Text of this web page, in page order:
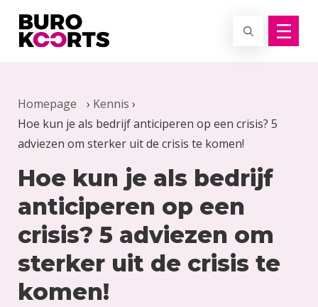
Terug naar home
Homepage › Kennis ›
Hoe kun je als bedrijf anticiperen op een crisis? 5
adviezen om sterker uit de crisis te komen!
Hoe kun je als bedrijf
anticiperen op een
crisis? 5 adviezen om
sterker uit de crisis te
komen!